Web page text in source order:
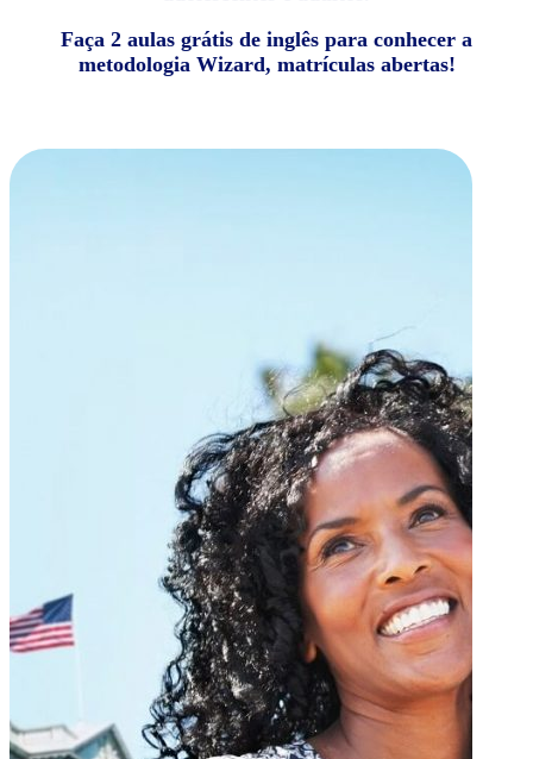
Faça 2 aulas grátis de inglês para conhecer a
metodologia Wizard, matrículas abertas!